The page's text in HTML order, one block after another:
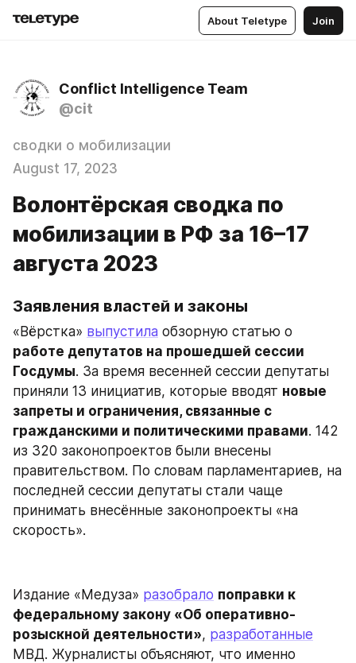
About Teletype Join
Conflict Intelligence Team
@cit
сводки о мобилизации
August 17, 2023
Волонтёрская сводка по
мобилизации в РФ за 16–17
августа 2023
Заявления властей и законы
«Вёрстка» выпустила
работе депутатов на прошедшей сессии
Госдумы. За время весенней сессии депутаты
приняли 13 инициатив, которые вводят новые
запреты и ограничения, связанные с
гражданскими и политическими правами. 142
из 320 законопроектов были внесены
правительством. По словам парламентариев, на
последней сессии депутаты стали чаще
принимать внесённые законопроекты «на
скорость».
Издание «Медуза» разобрало поправки к
федеральному закону «Об оперативно-
розыскной деятельности», разработанные
МВД. Журналисты объясняют, что именно